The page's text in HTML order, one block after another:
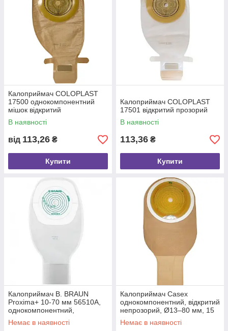
Калоприймач COLOPLAST
17500 однокомпонентний
мішок відкритий
В наявності
від 113,26 ₴
Купити
Калоприймач COLOPLAST
17501 відкритий прозорий
В наявності
113,36 ₴
Купити
Калоприймач B. BRAUN
Proxima+ 10-70 мм 56510A,
однокомпонентний,
відкритий, прозорий,
подвійний пластир
Немає в наявності
Калоприймач Casex
однокомпонентний, відкритий
непрозорий, Ø13–80 мм, 15
шт.
Немає в наявності